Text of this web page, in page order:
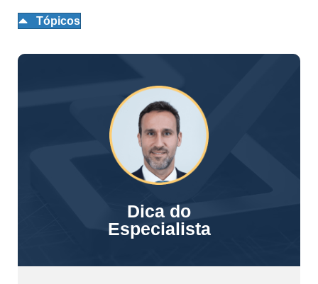
Tópicos
Dica do
Especialista